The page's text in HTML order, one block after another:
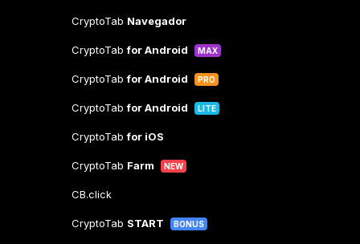
CryptoTab Navegador
CryptoTabfor Android MAX
CryptoTabfor Android PRO
CryptoTabfor Android LITE
CryptoTabfor iOS
CryptoTab Farm NEW
CB.click
CryptoTab START BONUS